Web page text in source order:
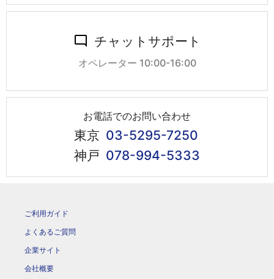
チャットサポート
オペレーター 10:00-16:00
お電話でのお問い合わせ
東京 03-5295-7250
神戸 078-994-5333
ご利用ガイド
よくあるご質問
企業サイト
会社概要